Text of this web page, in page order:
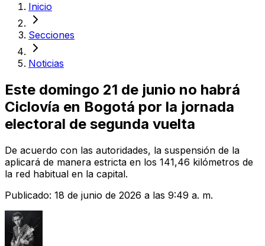
Inicio
Secciones
Noticias
Este domingo 21 de junio no habrá
Ciclovía en Bogotá por la jornada
electoral de segunda vuelta
De acuerdo con las autoridades, la suspensión de la
aplicará de manera estricta en los 141,46 kilómetros de
la red habitual en la capital.
Publicado: 18 de junio de 2026 a las 9:49 a. m.